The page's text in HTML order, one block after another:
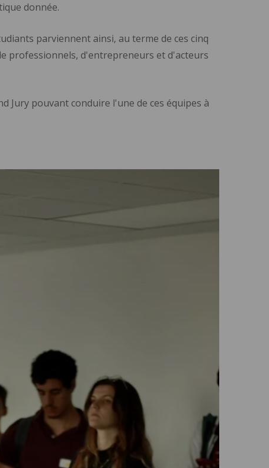
donnée.
parviennent ainsi, au terme de ces cinq
professionnels, d'entrepreneurs et d'acteurs
Jury pouvant conduire l'une de ces équipes à